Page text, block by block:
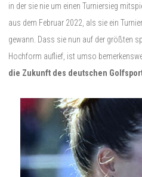
in der sie nie um einen Turniersieg
aus dem Februar 2022, als sie ein
gewann. Dass sie nun auf der größten
Hochform auflief, ist umso
die Zukunft des deutschen